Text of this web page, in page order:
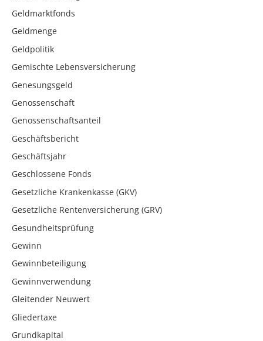
Geldmarktfonds
Geldmenge
Geldpolitik
Gemischte Lebensversicherung
Genesungsgeld
Genossenschaft
Genossenschaftsanteil
Geschäftsbericht
Geschäftsjahr
Geschlossene Fonds
Gesetzliche Krankenkasse (GKV)
Gesetzliche Rentenversicherung (GRV)
Gesundheitsprüfung
Gewinn
Gewinnbeteiligung
Gewinnverwendung
Gleitender Neuwert
Gliedertaxe
Grundkapital